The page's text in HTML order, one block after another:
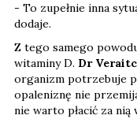
- To zupełnie inna
dodaje.
Z tego samego
witaminy D. Dr
organizm potrzebuje
opaleniznę nie
nie warto płacić za nią